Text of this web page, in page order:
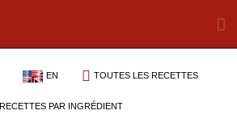
EN TOUTES LES RECETTES
RECETTES PAR INGRÉDIENT